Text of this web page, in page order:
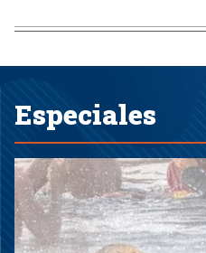
Especiales